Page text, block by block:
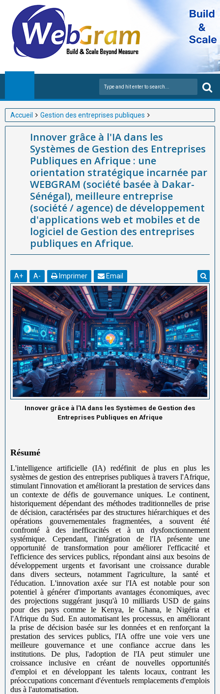
Accueil
Gestion des entreprises publiques
Innover grâce à l'IA dans les Systèmes de Gestion des
Entreprises Publiques en Afrique : une orientation stratégique
incarnée par WEBGRAM (société basée à Dakar-Sénégal),
meilleure entreprise (société / agence) de développement
d'applications web et mobiles et de logiciel de Gestion des
entreprises publiques en Afrique.
Innover grâce à l'IA dans les
Systèmes de Gestion des Entreprises
Publiques en Afrique : une
orientation stratégique incarnée par
WEBGRAM (société basée à Dakar-
Sénégal), meilleure entreprise
(société / agence) de développement
d'applications web et mobiles et de
logiciel de Gestion des entreprises
publiques en Afrique.
A+ A- Imprimer Email
Innover grâce à l'IA dans les Systèmes de Gestion des
Entreprises Publiques en Afrique
Résumé
L'intelligence artificielle (IA) redéfinit de plus en plus les
systèmes de gestion des entreprises publiques à travers l'Afrique,
stimulant l'innovation et améliorant la prestation de services dans
un contexte de défis de gouvernance uniques. Le continent,
historiquement dépendant des méthodes traditionnelles de prise
de décision, caractérisées par des structures hiérarchiques et des
opérations gouvernementales fragmentées, a souvent été
confronté à des inefficacités et à un dysfonctionnement
systémique. Cependant, l'intégration de l'IA présente une
opportunité de transformation pour améliorer l'efficacité et
l'efficience des services publics, répondant ainsi aux besoins de
développement urgents et favorisant une croissance durable
dans divers secteurs, notamment l'agriculture, la santé et
l'éducation. L'innovation axée sur l'IA est notable pour son
potentiel à générer d'importants avantages économiques, avec
des projections suggérant jusqu'à 10 milliards USD de gains
pour des pays comme le Kenya, le Ghana, le Nigéria et
l'Afrique du Sud. En automatisant les processus, en améliorant
la prise de décision basée sur les données et en renforçant la
prestation des services publics, l'IA offre une voie vers une
meilleure gouvernance et une confiance accrue dans les
institutions. De plus, l'adoption de l'IA peut stimuler une
croissance inclusive en créant de nouvelles opportunités
d'emploi et en développant les talents locaux, contrant les
préoccupations concernant d'éventuels remplacements d'emplois
dus à l'automatisation.